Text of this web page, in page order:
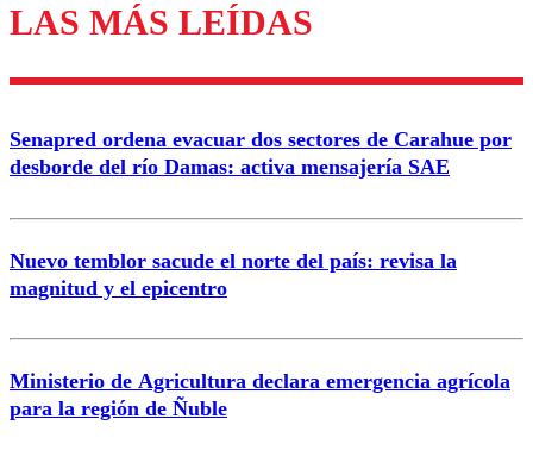
Los comentarios son moderados para garantizar un
diálogo respetuoso.
Correo
LAS MÁS LEÍDAS
Senapred ordena evacuar dos sectores de Carahue por
desborde del río Damas: activa mensajería SAE
Nuevo temblor sacude el norte del país: revisa la
magnitud y el epicentro
Ministerio de Agricultura declara emergencia agrícola
para la región de Ñuble